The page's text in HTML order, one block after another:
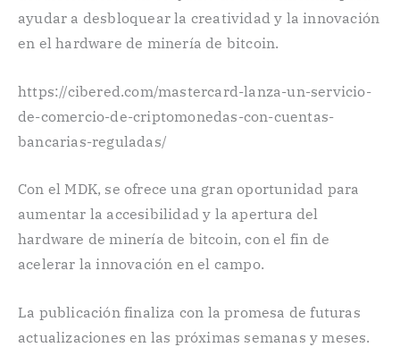
ayudar a desbloquear la creatividad y la innovación
en el hardware de minería de bitcoin.
https://cibered.com/mastercard-lanza-un-servicio-
de-comercio-de-criptomonedas-con-cuentas-
bancarias-reguladas/
Con el MDK, se ofrece una gran oportunidad para
aumentar la accesibilidad y la apertura del
hardware de minería de bitcoin, con el fin de
acelerar la innovación en el campo.
La publicación finaliza con la promesa de futuras
actualizaciones en las próximas semanas y meses.